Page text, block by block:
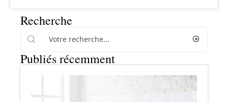
Recherche
Publiés récemment